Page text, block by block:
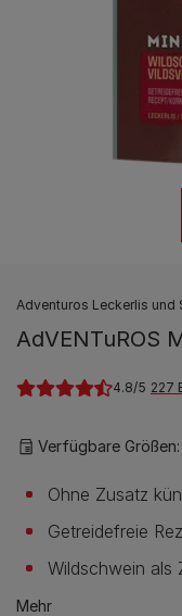
Adventuros Leckerlis und
AdVENTuROS
4.8 227
Verfügbare Größen:
Ohne Zusatz
Getreidefreie
Wildschwein als
Mehr